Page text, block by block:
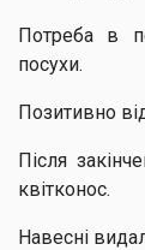
Потреба в
посухи.
Позитивно
Після
квітконос.
Навесні